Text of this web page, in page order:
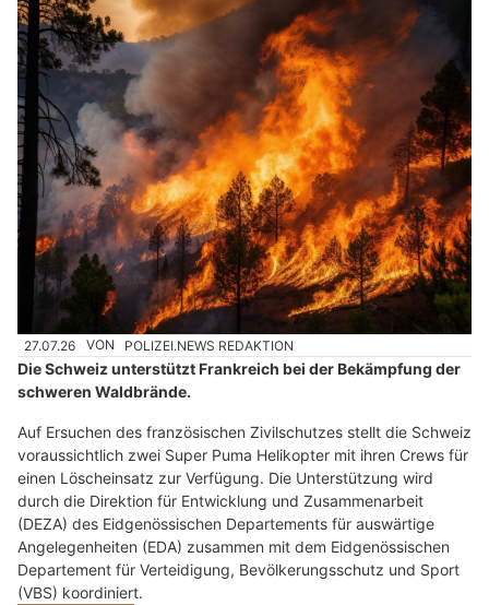
27.07.26 VON POLIZEI.NEWS REDAKTION
Die Schweiz unterstützt Frankreich bei der Bekämpfung der
schweren Waldbrände.
Auf Ersuchen des französischen Zivilschutzes stellt die Schweiz
voraussichtlich zwei Super Puma Helikopter mit ihren Crews für
einen Löscheinsatz zur Verfügung. Die Unterstützung wird
durch die Direktion für Entwicklung und Zusammenarbeit
(DEZA) des Eidgenössischen Departements für auswärtige
Angelegenheiten (EDA) zusammen mit dem Eidgenössischen
Departement für Verteidigung, Bevölkerungsschutz und Sport
(VBS) koordiniert.